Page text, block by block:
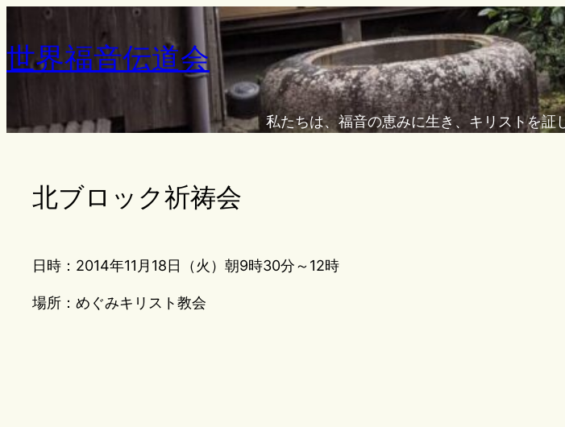
を
ッ
世界福音伝道会
私たちは、福音の恵みに生き、キリストを
北ブロック祈祷会
日時：2014年11月18日（火）朝9時30分～12時
場所：めぐみキリスト教会